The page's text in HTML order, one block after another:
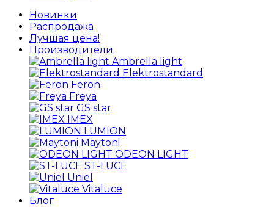
Новинки
Распродажа
Лучшая цена!
Производители
Ambrella light
Elektrostandard
Feron
Freya
GS star
IMEX
LUMION
Maytoni
ODEON LIGHT
ST-LUCE
Uniel
Vitaluce
Блог